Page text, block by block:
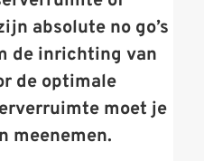
absolute no go’s
de inrichting van
de optimale
moet je
meenemen.